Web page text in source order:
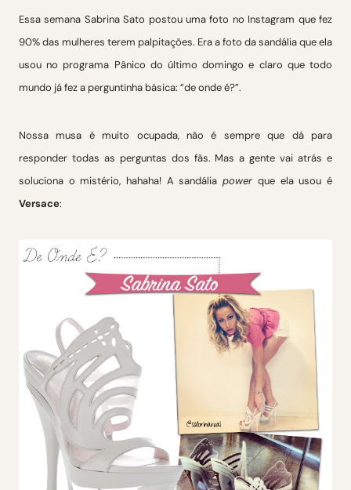
Essa semana Sabrina Sato postou uma foto no Instagram que fez
90% das mulheres terem palpitações. Era a foto da sandália que ela
usou no programa Pânico do último domingo e claro que todo
mundo já fez a perguntinha básica: “de onde é?”.
Nossa musa é muito ocupada, não é sempre que dá para
responder todas as perguntas dos fãs. Mas a gente vai atrás e
soluciona o mistério, hahaha! A sandáliapower que ela usou é
Versace: